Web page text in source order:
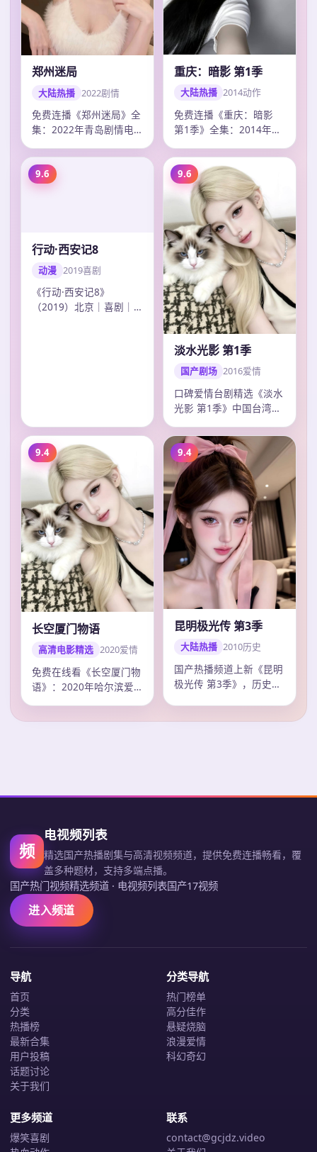
郑州迷局
大陆热播 2022剧情
免费连播《郑州迷局》全
集：2022年青岛剧情电
伟、王一博，2…
重庆：暗影 第1季
大陆热播 2014动作
免费连播《重庆：暗影
第1季》全集：2014年成
俊、赵丽颖、…
9.6
主演吴磊、王凯、…
9.6
淡水光影 第1季
国产剧场 2016爱情
口碑爱情台剧精选《淡水
光影 第1季》中国台湾热
象深刻，钟孟…
9.4
长空厦门物语
高清电影精选 2020爱情
免费在线看《长空厦门物
语》：2020年哈尔滨爱
9.4
昆明极光传 第3季
大陆热播 2010历史
国产热播频道上新《昆明
极光传 第3季》，历史剧
频
电视频列表
精选国产热播剧集与高清视频频道，提供免费连播畅看，覆
盖多种题材，支持多端点播。
国产热门视频精选频道 · 电视频列表国产17视频
进入频道
导航
首页
分类
热播榜
最新合集
用户投稿
话题讨论
关于我们
分类导航
热门榜单
高分佳作
悬疑烧脑
浪漫爱情
科幻奇幻
更多频道
爆笑喜剧
联系
contact@gcjdz.video